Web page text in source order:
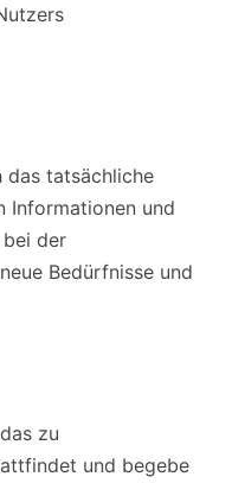
das tatsächliche
Informationen und
der
Bedürfnisse und
zu
und begebe